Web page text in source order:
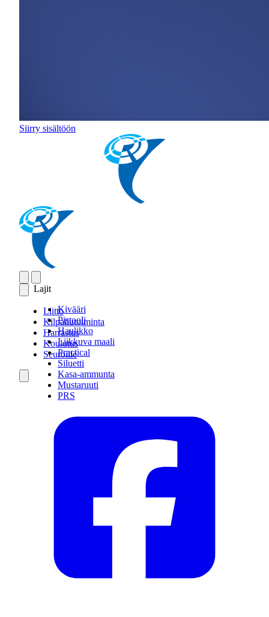
Siirry sisältöön
Lajit
Kivääri
Pistooli
Haulikko
Liikkuva maali
Practical
Siluetti
Kasa-ammunta
Mustaruuti
PRS
Liitto
Kilpailutoiminta
Harrastus
Koulutus
Seuroille